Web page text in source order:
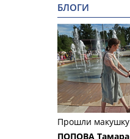
БЛОГИ
Прошли макушку
ПОПОВА Тамара